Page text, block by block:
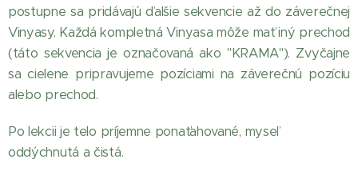
postupne sa pridávajú ďalšie sekvencie až do záverečnej
Vinyasy. Každá kompletná Vinyasa môže mať iný prechod
(táto sekvencia je označovaná ako "KRAMA"). Zvyčajne
sa cielene pripravujeme pozíciami na záverečnú pozíciu
alebo prechod.
Po lekcii je telo príjemne ponaťahované, myseľ
oddýchnutá a čistá.